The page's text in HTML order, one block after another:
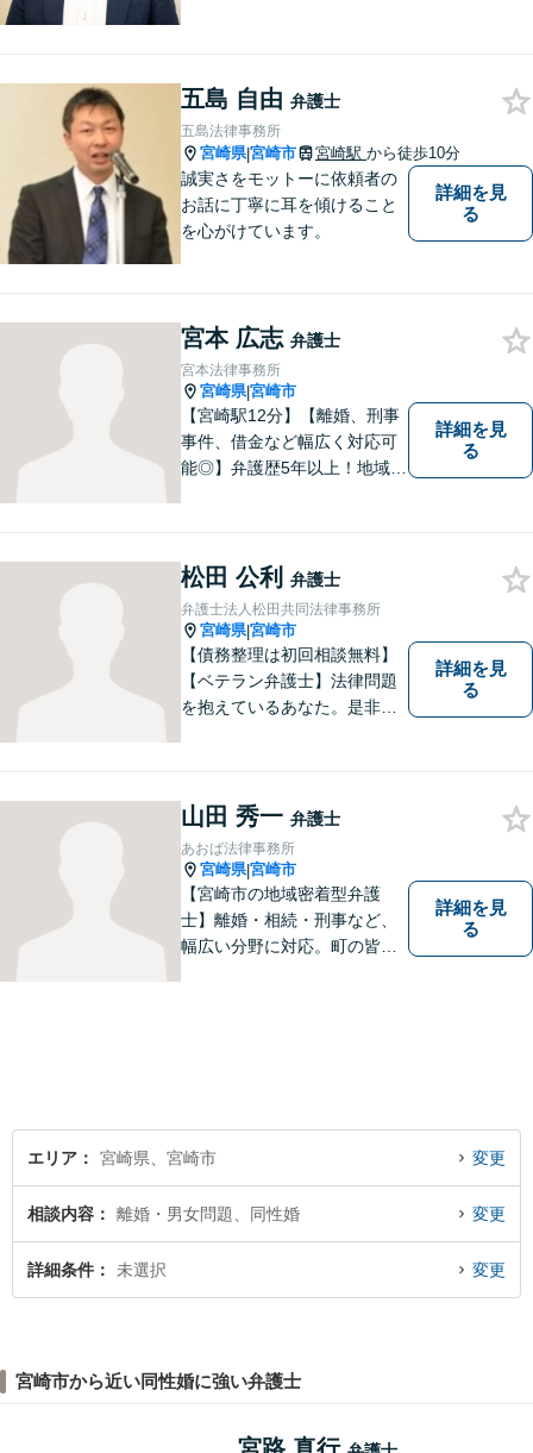
Eやメールでの対応も可能です
【メガドンキ隣】
五島 自由 弁護士
五島法律事務所
宮崎県|宮崎市 宮崎駅 から徒歩10分
誠実さをモットーに依頼者の
お話に丁寧に耳を傾けること
を心がけています。
詳細を見
る
宮本 広志 弁護士
宮本法律事務所
宮崎県|宮崎市
【宮崎駅12分】【離婚、刑事
事件、借金など幅広く対応可
能◎】弁護歴5年以上！地域に
にご相談ください。迅速・適
切な解決を目指し尽力しま
す。
詳細を見
る
松田 公利 弁護士
弁護士法人松田共同法律事務所
宮崎県|宮崎市
【債務整理は初回相談無料】
【ベテラン弁護士】法律問題
を抱えているあなた。是非一
詳細を見
る
山田 秀一 弁護士
あおば法律事務所
宮崎県|宮崎市
【宮崎市の地域密着型弁護
士】離婚・相続・刑事など、
幅広い分野に対応。町の皆様
詳細を見
る
エリア 宮崎県、宮崎市 変更
相談内容 離婚・男女問題、同性婚 変更
詳細条件 未選択 変更
宮崎市から近い同性婚に強い弁護士
宮路 真行